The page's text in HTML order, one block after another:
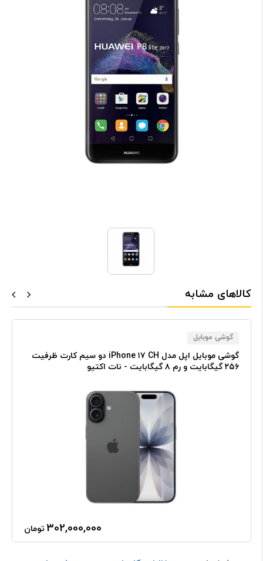
کالاهای مشابه
گوشی موبایل
گوشی موبایل اپل مدل iPhone ۱۷ CH دو سیم کارت ظرفیت
۲۵۶ گیگابایت و رم ۸ گیگابایت - نات اکتیو
302,000,000 تومان